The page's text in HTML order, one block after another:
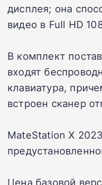
дисплея; она
видео в Full HD
В комплект
входят
клавиатура,
встроен сканер
MateStation X
Цена базовой